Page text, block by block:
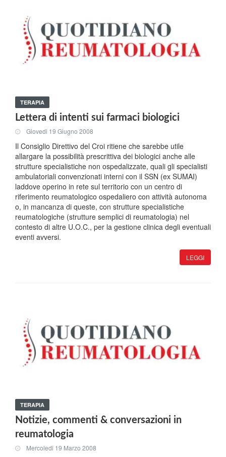
TERAPIA
Lettera di intenti sui farmaci biologici
Giovedi 19 Giugno 2008
Il Consiglio Direttivo del Croi ritiene che sarebbe utile
allargare la possibilità prescrittiva dei biologici anche alle
strutture specialistiche non ospedalizzate, quali gli specialisti
ambulatoriali convenzionati interni con il SSN (ex SUMAI)
laddove operino in rete sul territorio con un centro di
riferimento reumatologico ospedaliero con attività autonoma
o, in mancanza di queste, con strutture specialistiche
reumatologiche (strutture semplici di reumatologia) nel
contesto di altre U.O.C., per la gestione clinica degli eventuali
eventi avversi.
LEGGI
TERAPIA
Notizie, commenti & conversazioni in
reumatologia
Mercoledi 19 Marzo 2008